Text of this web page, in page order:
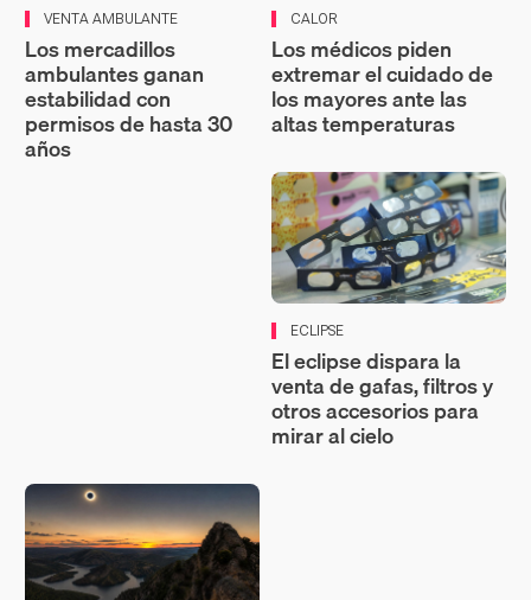
VENTA AMBULANTE
Los mercadillos
ambulantes ganan
estabilidad con
permisos de hasta 30
años
CALOR
Los médicos piden
extremar el cuidado de
los mayores ante las
altas temperaturas
ECLIPSE
El eclipse dispara la
venta de gafas, filtros y
otros accesorios para
mirar al cielo